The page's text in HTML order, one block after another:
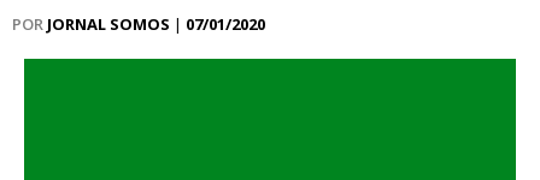
POR JORNAL SOMOS | 07/01/2020